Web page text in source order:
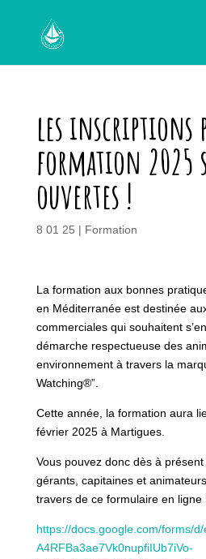
les inscriptions
formation 2025
ouvertes !
8 01 25 | Formation
La formation aux bonnes
en Méditerranée est destinée
commerciales qui souhaitent
démarche respectueuse des
environnement à travers la
Watching®”.
Cette année, la formation aura
février 2025 à Martigues.
Vous pouvez donc dès à
gérants, capitaines et
travers de ce formulaire en ligne
https://docs.google.com/forms/
A4RFBa3ae7Vk0nupfiIUb7iVo-